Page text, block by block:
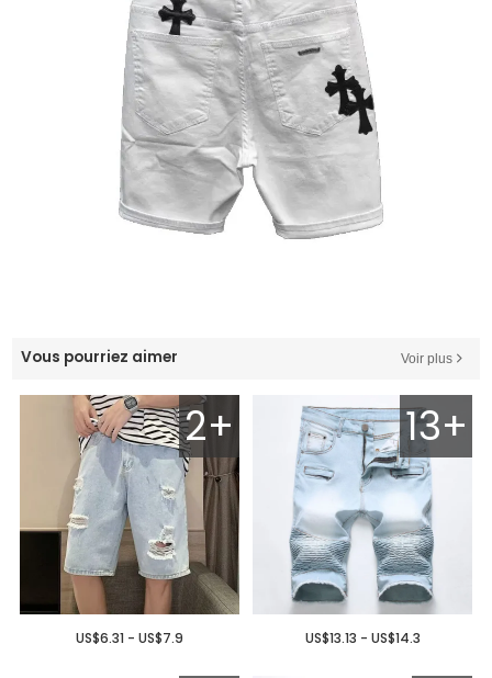
Vous pourriez aimer Voir plus
2+
US$6.31 - US$7.9
13+
US$13.13 - US$14.3